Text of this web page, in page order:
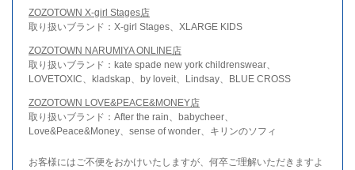
ZOZOTOWN X-girl Stages店
取り扱いブランド：X-girl Stages、XLARGE KIDS
ZOZOTOWN NARUMIYA ONLINE店
取り扱いブランド：kate spade new york childrenswear、
LOVETOXIC、kladskap、by loveit、Lindsay、BLUE CROSS
ZOZOTOWN LOVE&PEACE&MONEY店
取り扱いブランド：After the rain、babycheer、
Love&Peace&Money、sense of wonder、キリンのソフィ
お客様にはご不便をおかけいたしますが、何卒ご理解いただきますよ